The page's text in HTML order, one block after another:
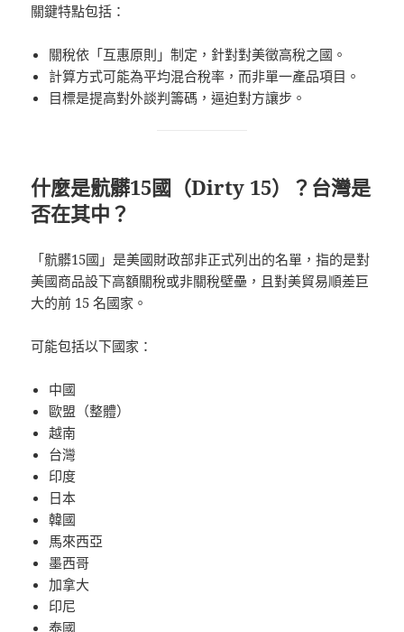
關鍵特點包括：
關稅依「互惠原則」制定，針對對美徵高稅之國。
計算方式可能為平均混合稅率，而非單一產品項目。
目標是提高對外談判籌碼，逼迫對方讓步。
什麼是骯髒15國（Dirty 15）？台灣是
否在其中？
「骯髒15國」是美國財政部非正式列出的名單，指的是對
美國商品設下高額關稅或非關稅壁壘，且對美貿易順差巨
大的前 15 名國家。
可能包括以下國家：
中國
歐盟（整體）
越南
台灣
印度
日本
韓國
馬來西亞
墨西哥
加拿大
印尼
泰國